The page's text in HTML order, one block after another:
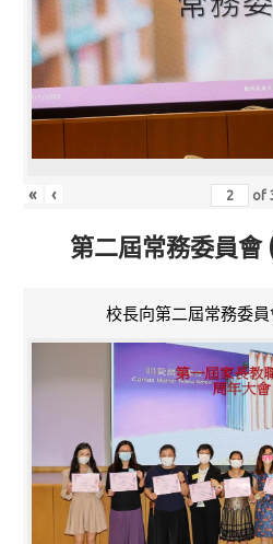
« ‹ of
第二屆常務委員
校長向第二屆常務委